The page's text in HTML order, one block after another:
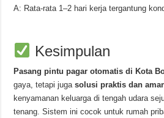
A: Rata-rata 1–2 hari kerja tergantung
Kesimpulan
Pasang pintu pagar otomatis di Kota
gaya, tetapi jugasolusi praktis dan
kenyamanan keluarga di tengah udara
tenang. Sistem ini cocok untuk rumah